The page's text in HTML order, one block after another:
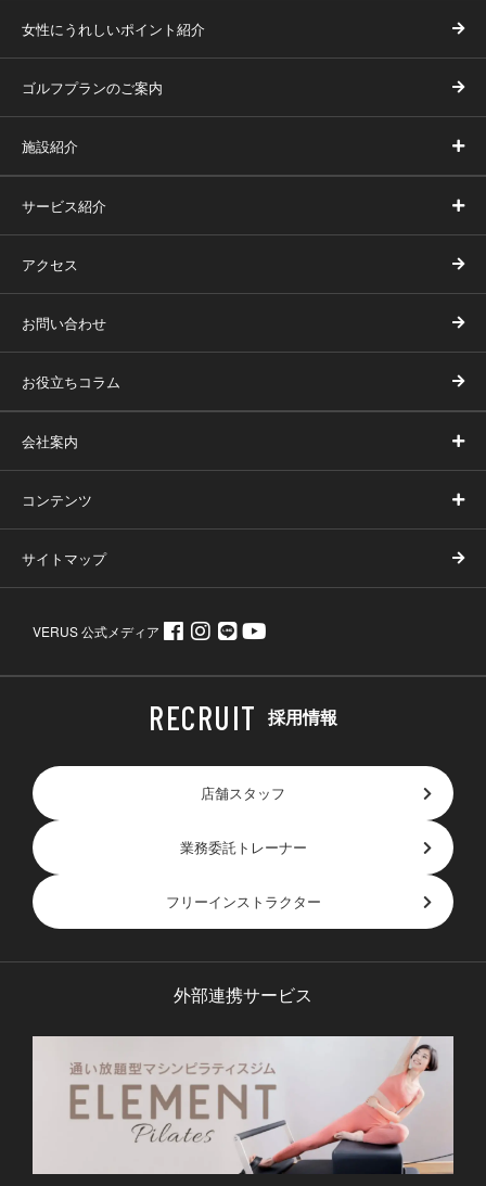
女性にうれしいポイント紹介
ゴルフプランのご案内
施設紹介
サービス紹介
アクセス
お問い合わせ
お役立ちコラム
会社案内
コンテンツ
サイトマップ
VERUS 公式メディア
採用情報
店舗スタッフ
業務委託トレーナー
フリーインストラクター
外部連携サービス